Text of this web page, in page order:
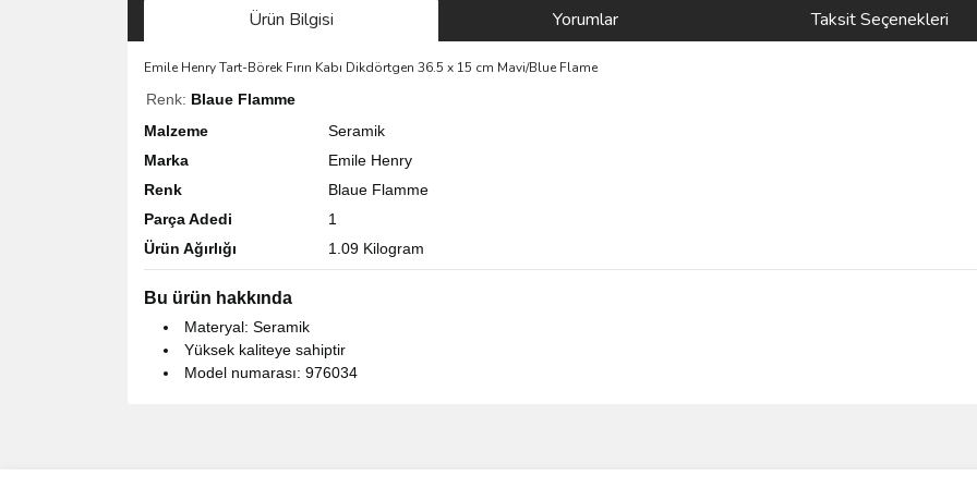
Ürün Bilgisi Yorumlar Taksit Seçenekleri
Emile Henry Tart-Börek Fırın Kabı Dikdörtgen 36.5 x 15 cm Mavi/Blue Flame
Renk: Blaue Flamme
Malzeme
Seramik
Marka
Emile Henry
Renk
Blaue Flamme
Parça Adedi
1
Ürün Ağırlığı
1.09 Kilogram
Bu ürün hakkında
Materyal: Seramik
Yüksek kaliteye sahiptir
Model numarası: 976034